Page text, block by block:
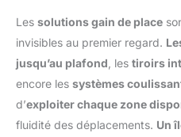
Les solutions gain de place
invisibles au premier regard.
jusqu’au plafond , les tiroirs
encore les systèmes
d’exploiter chaque zone
fluidité des déplacements. Un